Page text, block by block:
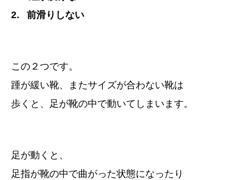
2. 前滑りしない
この２つです。
踵が緩い靴、またサイズが合わない靴は
歩くと、足が靴の中で動いてしまいます。
足が動くと、
足指が靴の中で曲がった状態になったり